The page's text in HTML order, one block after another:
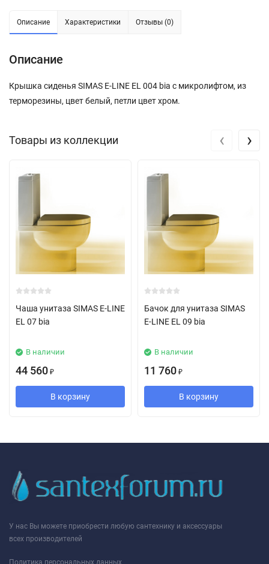
Описание Характеристики Отзывы (0)
Описание
Крышка сиденья SIMAS E-LINE EL 004 bia с микролифтом, из
терморезины, цвет белый, петли цвет хром.
Товары из коллекции
Чаша унитаза SIMAS E-LINE
EL 07 bia
В наличии
44 560 ₽
В корзину
Бачок для унитаза SIMAS
E-LINE EL 09 bia
В наличии
11 760 ₽
В корзину
‹ ›
У нас Вы можете приобрести любую сантехнику и аксессуары
всех производителей